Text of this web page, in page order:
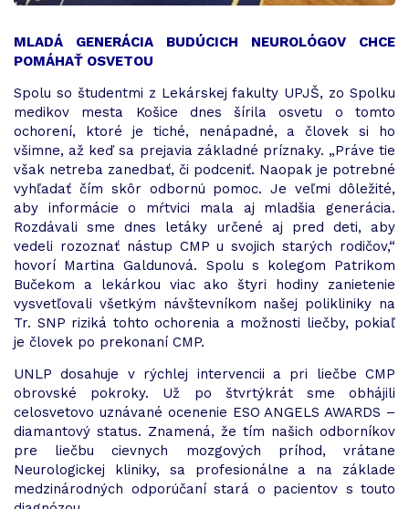
MLADÁ GENERÁCIA BUDÚCICH NEUROLÓGOV CHCE
POMÁHAŤ OSVETOU
Spolu so študentmi z Lekárskej fakulty UPJŠ, zo Spolku
medikov mesta Košice dnes šírila osvetu o tomto
ochorení, ktoré je tiché, nenápadné, a človek si ho
všimne, až keď sa prejavia základné príznaky. „Práve tie
však netreba zanedbať, či podceniť. Naopak je potrebné
vyhľadať čím skôr odbornú pomoc. Je veľmi dôležité,
aby informácie o mŕtvici mala aj mladšia generácia.
Rozdávali sme dnes letáky určené aj pred deti, aby
vedeli rozoznať nástup CMP u svojich starých rodičov,“
hovorí Martina Galdunová. Spolu s kolegom Patrikom
Bučekom a lekárkou viac ako štyri hodiny zanietenie
vysvetľovali všetkým návštevníkom našej polikliniky na
Tr. SNP riziká tohto ochorenia a možnosti liečby, pokiaľ
je človek po prekonaní CMP.
UNLP dosahuje v rýchlej intervencii a pri liečbe CMP
obrovské pokroky. Už po štvrtýkrát sme obhájili
celosvetovo uznávané ocenenie ESO ANGELS AWARDS –
diamantový status. Znamená, že tím našich odborníkov
pre liečbu cievnych mozgových príhod, vrátane
Neurologickej kliniky, sa profesionálne a na základe
medzinárodných odporúčaní stará o pacientov s touto